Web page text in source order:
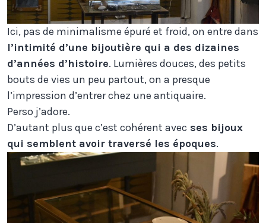
Ici, pas de minimalisme épuré et froid, on entre dans
l’intimité d’une bijoutière qui a des dizaines
d’années d’histoire. Lumières douces, des petits
bouts de vies un peu partout, on a presque
l’impression d’entrer chez une antiquaire.
Perso j’adore.
D’autant plus que c’est cohérent avec ses bijoux
qui semblent avoir traversé les époques.